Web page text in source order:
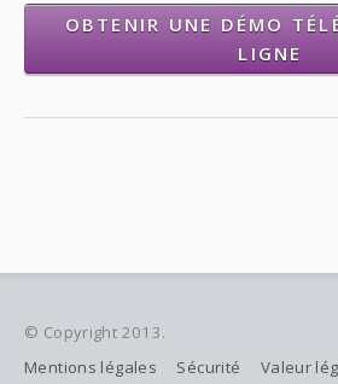
OBTENIR UNE DÉMO
LIGNE
© Copyright 2013.
Mentions légales
Sécurité Valeur